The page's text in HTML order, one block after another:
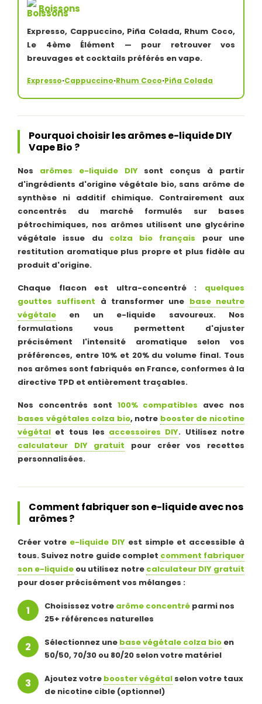
Boissons
Expresso, Cappuccino, Piña Colada, Rhum Coco,
Le 4ème Élément — pour retrouver vos
breuvages et cocktails préférés en vape.
Expresso·Cappuccino·Rhum Coco·Piña Colada
Pourquoi choisir les arômes e-liquide DIY
Vape Bio ?
Nos arômes e-liquide DIYsont conçus à partir
d'ingrédients d'origine végétale bio, sans arôme de
synthèse ni additif chimique. Contrairement aux
concentrés du marché formulés sur bases
pétrochimiques, nos arômes utilisent une glycérine
végétale issue du colza bio français pour une
restitution aromatique plus propre et plus fidèle au
produit d'origine.
Chaque flacon est ultra-concentré : quelques
gouttes suffisent à transformer une base neutre
végétale en un e-liquide savoureux. Nos
formulations vous permettent d'ajuster
précisément l'intensité aromatique selon vos
préférences, entre 10% et 20% du volume final. Tous
nos arômes sont fabriqués en France, conformes à la
directive TPD et entièrement traçables.
Nos concentrés sont 100% compatibles avec nos
bases végétales colza bio, notre booster de nicotine
végétal et tous les accessoires DIY. Utilisez notre
calculateur DIY gratuit pour créer vos recettes
personnalisées.
Comment fabriquer son e-liquide avec nos
arômes ?
Créer votre e-liquide DIY est simple et accessible à
tous. Suivez notre guide complet comment fabriquer
son e-liquide ou utilisez notre calculateur DIY gratuit
pour doser précisément vos mélanges :
Choisissez votre arôme concentré parmi nos
25+ références naturelles
Sélectionnez une base végétale colza bio en
50/50, 70/30 ou 80/20 selon votre matériel
Ajoutez votre booster végétal selon votre taux
de nicotine cible (optionnel)